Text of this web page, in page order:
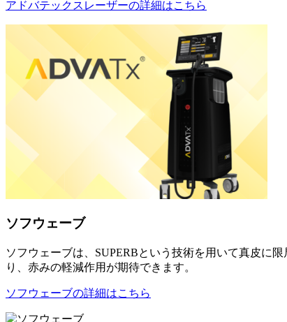
アドバテックスレーザーの詳細はこちら
ソフウェーブ
ソフウェーブは、SUPERBという技術を用いて真皮に
り、赤みの軽減作用が期待できます。
ソフウェーブの詳細はこちら